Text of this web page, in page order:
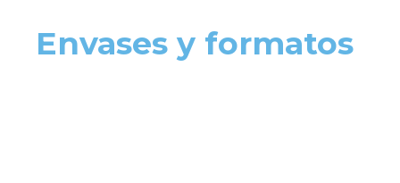
Envases y formatos